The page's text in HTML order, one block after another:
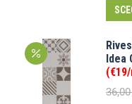
Idea